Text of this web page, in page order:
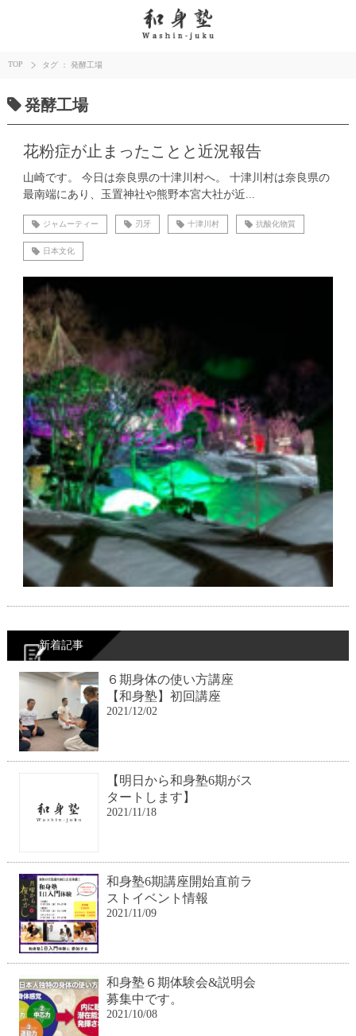
TOP タグ ： 発酵工場
発酵工場
花粉症が止まったことと近況報告
山崎です。 今日は奈良県の十津川村へ。 十津川村は奈良県の
最南端にあり、玉置神社や熊野本宮大社が近...
ジャムーティー 刃牙 十津川村 抗酸化物質
日本文化
新着記事
６期身体の使い方講座
【和身塾】初回講座
2021/12/02
【明日から和身塾6期がス
タートします】
2021/11/18
和身塾6期講座開始直前ラ
ストイベント情報
2021/11/09
和身塾６期体験会&説明会
募集中です。
2021/10/08